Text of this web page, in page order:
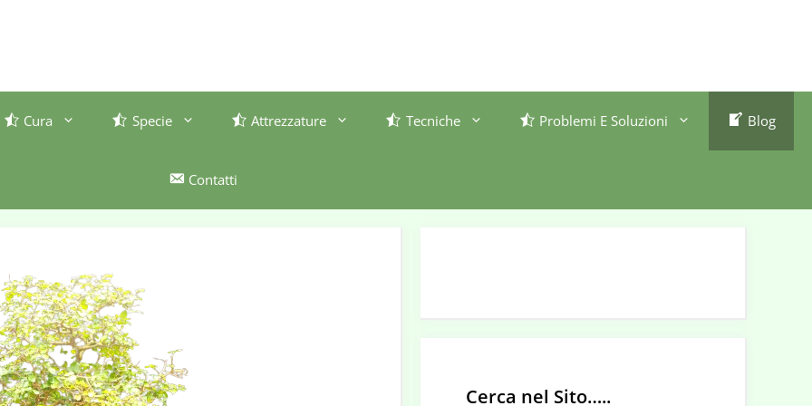
Cura Specie Attrezzature Tecniche Problemi E Soluzioni Blog
Contatti
Cerca nel Sito…..